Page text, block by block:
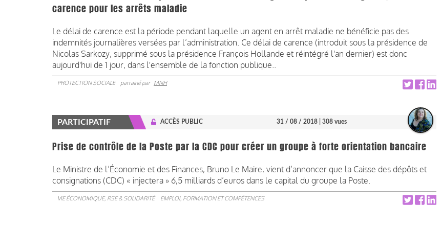
carence pour les arrêts maladie
Le délai de carence est la période pendant laquelle un agent en arrêt maladie ne bénéficie pas des
indemnités journalières versées par l’administration. Ce délai de carence (introduit sous la présidence de
Nicolas Sarkozy, supprimé sous la présidence François Hollande et réintégré l'an dernier) est donc
aujourd'hui de 1 jour, dans l'ensemble de la fonction publique..
PROTECTION SOCIALE parrainé par MNH
PARTICIPATIF ACCÈS PUBLIC 31 / 08 / 2018 | 308 vues
Prise de contrôle de la Poste par la CDC pour créer un groupe à forte orientation bancaire
Le Ministre de l’Économie et des Finances, Bruno Le Maire, vient d’annoncer que la Caisse des dépôts et
consignations (CDC) « injectera » 6,5 milliards d’euros dans le capital du groupe la Poste.
VIE ÉCONOMIQUE, RSE & SOLIDARITÉ EMPLOI, FORMATION ET COMPÉTENCES